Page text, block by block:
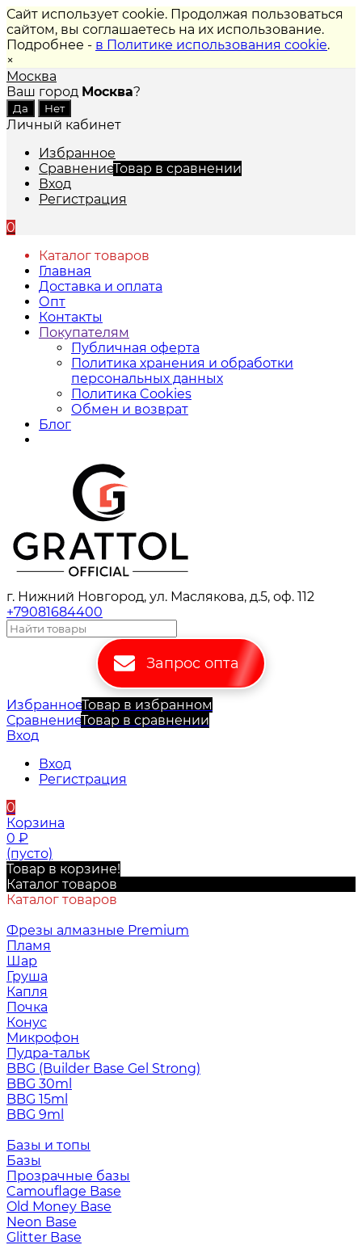
Сайт использует cookie. Продолжая пользоваться
сайтом, вы соглашаетесь на их использование.
Подробнее - в Политике использования cookie.
×
Москва
Ваш город Москва?
Личный кабинет
Избранное
СравнениеТовар в сравнении
Вход
Регистрация
0
Каталог товаров
Главная
Доставка и оплата
Опт
Контакты
Покупателям
Публичная оферта
Политика хранения и обработки
персональных данных
Политика Cookies
Обмен и возврат
Блог
г. Нижний Новгород, ул. Маслякова, д.5, оф. 112
+79081684400
Запрос опта
ИзбранноеТовар в избранном
СравнениеТовар в сравнении
Вход
Вход
Регистрация
0
Корзина
0 ₽
(пусто)
Товар в корзине!
Каталог товаров
Каталог товаров
Фрезы алмазные Premium
Пламя
Шар
Груша
Капля
Почка
Конус
Микрофон
Пудра-тальк
BBG (Builder Base Gel Strong)
BBG 30ml
BBG 15ml
BBG 9ml
Базы и топы
Базы
Прозрачные базы
Camouflage Base
Old Money Base
Neon Base
Glitter Base